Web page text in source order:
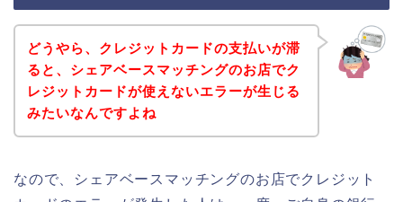
どうやら、クレジットカードの支払いが滞
ると、シェアベースマッチングのお店でク
レジットカードが使えないエラーが生じる
みたいなんですよね
なので、シェアベースマッチングのお店でクレジット